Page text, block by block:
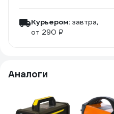
Курьером: завтра,
от 290 ₽
Аналоги